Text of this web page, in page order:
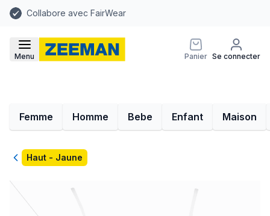
Collabore avec FairWear
Menu Panier Se connecter
Femme Homme Bebe Enfant Maison
RetourHaut - Jaune